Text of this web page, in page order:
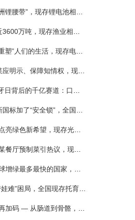
腰带”，现存锂电池相关企
万吨，现存渔业相关企
”人们的生活，现存电动车
明示、保障知情权，现存相关
背后的千亿赛道：口腔经济
标加了“安全锁”，全国现存
绿色新希望，现存光伏相关企
厅预制菜引热议，现存预制菜
最多最快的国家，现存生态
难”困局，全国现存托育相关
码 — 从肠道到骨骼，科拓